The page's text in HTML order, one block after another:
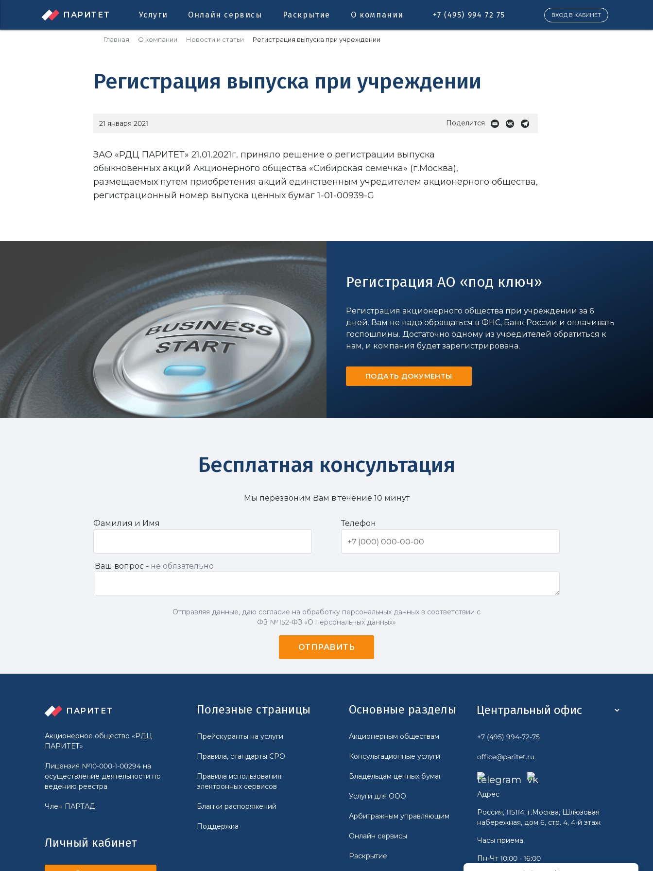
ПАРИТЕТ Услуги Онлайн сервисы Раскрытие О компании +7 (495) 994 72 75 ВХОД В КАБИНЕТ
Главная О компании Новости и статьи Регистрация выпуска при учреждении
Регистрация выпуска при учреждении
21 января 2021 Поделится
ЗАО «РДЦ ПАРИТЕТ» 21.01.2021г. приняло решение о регистрации выпуска
обыкновенных акций Акционерного общества «Сибирская семечка» (г.Москва),
размещаемых путем приобретения акций единственным учредителем акционерного общества,
регистрационный номер выпуска ценных бумаг 1-01-00939-G
Регистрация АО «под ключ»
Регистрация акционерного общества при учреждении за 6
дней. Вам не надо обращаться в ФНС, Банк России и оплачивать
госпошлины. Достаточно одному из учредителей обратиться к
нам, и компания будет зарегистрирована.
ПОДАТЬ ДОКУМЕНТЫ
Бесплатная консультация
Мы перезвоним Вам в течение 10 минут
Фамилия и Имя Телефон
Ваш вопрос - не обязательно
Отправляя данные, даю согласие на обработку персональных данных в соответствии с
ФЗ № 152-ФЗ «О персональных данных»
ПАРИТЕТ
Акционерное общество «РДЦ
ПАРИТЕТ»
Лицензия №10-000-1-00294 на
осуществление деятельности по
ведению реестра
Член ПАРТАД
Личный кабинет
Полезные страницы
Прейскуранты на услуги
Правила, стандарты СРО
Правила использования
электронных сервисов
Бланки распоряжений
Поддержка
Основные разделы
Акционерным обществам
Консультационные услуги
Владельцам ценных бумаг
Услуги для ООО
Арбитражным управляющим
Онлайн сервисы
Раскрытие
+7 (495) 994-72-75
office@paritet.ru
Адрес
Россия, 115114, г.Москва, Шлюзовая
набережная, дом 6, стр. 4, 4-й этаж
Часы приема
Пн-Чт 10:00 - 16:00
Пт 10:00 -15:00